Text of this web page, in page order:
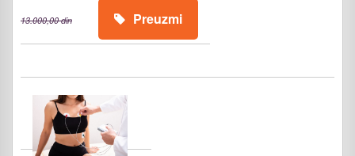
13.000,00 din Preuzmi